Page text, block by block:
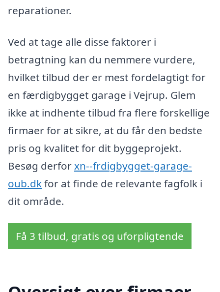
reparationer.
Ved at tage alle disse faktorer i
betragtning kan du nemmere vurdere,
hvilket tilbud der er mest fordelagtigt for
en færdigbygget garage i Vejrup. Glem
ikke at indhente tilbud fra flere forskellige
firmaer for at sikre, at du får den bedste
pris og kvalitet for dit byggeprojekt.
Besøg derforxn--frdigbygget-garage-
oub.dkfor at finde de relevante fagfolk i
dit område.
Få 3 tilbud, gratis og uforpligtende